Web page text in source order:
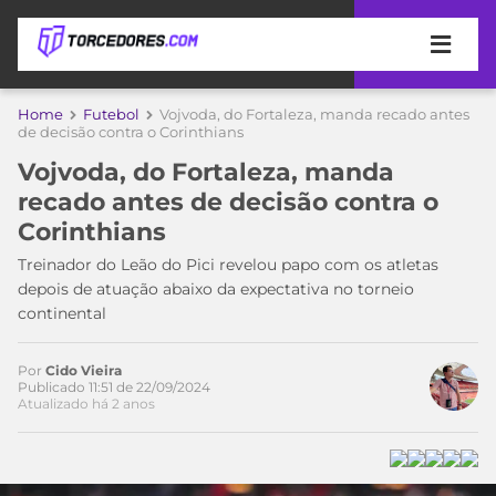
APOSTAS
DE
APOSTA
MELHORES
SITES
DE
APOSTAS
2026
COPA
DO
MUNDO
TIMES
MEU
TIME
CAMPEONATOS
Home Futebol
Vojvoda, do Fortaleza, manda recado antes
de decisão contra o Corinthians
Vojvoda, do Fortaleza, manda
recado antes de decisão contra o
Corinthians
Treinador do Leão do Pici revelou papo com os atletas
depois de atuação abaixo da expectativa no torneio
continental
no Twitter
Por Cido Vieira
Publicado 11:51 de 22/09/2024
Atualizado há 2 anos